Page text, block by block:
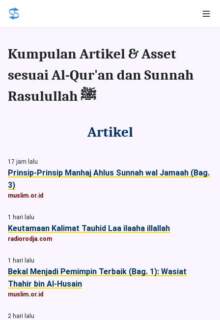
Kumpulan Artikel & Asset
sesuai Al-Qur'an dan Sunnah
Rasulullah ﷺ
Artikel
17 jam lalu
Prinsip-Prinsip Manhaj Ahlus Sunnah wal Jamaah (Bag.
3)
muslim.or.id
1 hari lalu
Keutamaan Kalimat Tauhid Laa ilaaha illallah
radiorodja.com
1 hari lalu
Bekal Menjadi Pemimpin Terbaik (Bag. 1): Wasiat
Thahir bin Al-Husain
muslim.or.id
2 hari lalu